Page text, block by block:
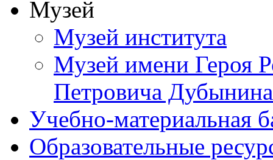
Музей
Музей института
Музей имени Героя
Петровича Дубынина
Учебно-материальная
Образовательные